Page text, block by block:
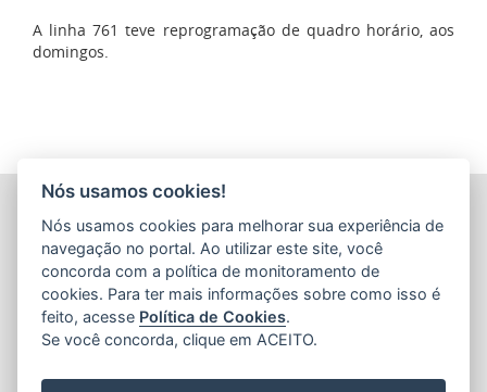
A linha 761 teve reprogramação de quadro horário, aos
domingos.
COMPANHIA ESTADUAL DE TRANSPORTES COLETIVOS DE
PASSAGEIROS DO ESTADO DO ESPÍRITO SANTO
(CETURB/ES)
Av. Jerônimo Monteiro, 96 - Ed. Aureliano Hoffmann, 5º, 6º
e 7º Andares - Centro
CEP: 29010-002 - Vitória / ES
Tel.: 27 3232-4500
Nós usamos cookies!
Nós usamos cookies para melhorar sua experiência de
navegação no portal. Ao utilizar este site, você
concorda com a política de monitoramento de
cookies. Para ter mais informações sobre como isso é
feito, acesse Política de Cookies.
Se você concorda, clique em ACEITO.